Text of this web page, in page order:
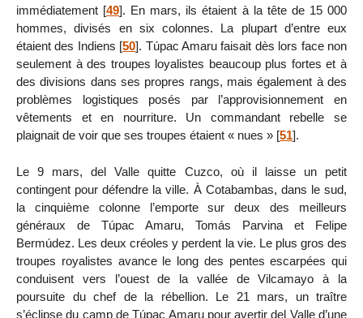
immédiatement [49]. En mars, ils étaient à la tête de 15 000
hommes, divisés en six colonnes. La plupart d’entre eux
étaient des Indiens [50]. Túpac Amaru faisait dès lors face non
seulement à des troupes loyalistes beaucoup plus fortes et à
des divisions dans ses propres rangs, mais également à des
problèmes logistiques posés par l’approvisionnement en
vêtements et en nourriture. Un commandant rebelle se
plaignait de voir que ses troupes étaient « nues » [51].
Le 9 mars, del Valle quitte Cuzco, où il laisse un petit
contingent pour défendre la ville. À Cotabambas, dans le sud,
la cinquième colonne l’emporte sur deux des meilleurs
généraux de Túpac Amaru, Tomás Parvina et Felipe
Bermúdez. Les deux créoles y perdent la vie. Le plus gros des
troupes royalistes avance le long des pentes escarpées qui
conduisent vers l’ouest de la vallée de Vilcamayo à la
poursuite du chef de la rébellion. Le 21 mars, un traître
s’éclipse du camp de Túpac Amaru pour avertir del Valle d’une